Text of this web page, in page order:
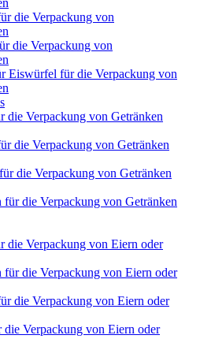
die Verpackung von
die Verpackung von
Eiswürfel für die Verpackung von
die Verpackung von Getränken
die Verpackung von Getränken
die Verpackung von Getränken
für die Verpackung von Getränken
die Verpackung von Eiern oder
für die Verpackung von Eiern oder
die Verpackung von Eiern oder
die Verpackung von Eiern oder